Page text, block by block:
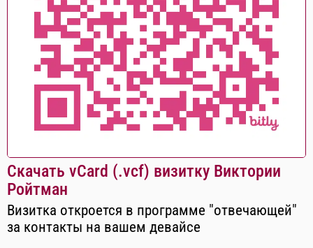
Скачать vCard (.vcf) визитку Виктории
Ройтман
Визитка откроется в программе "отвечающей"
за контакты на вашем девайсе